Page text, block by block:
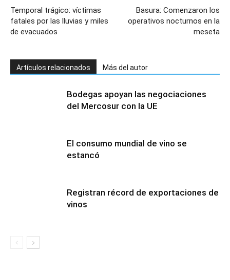
Temporal trágico: víctimas
fatales por las lluvias y miles
de evacuados
Basura: Comenzaron los
operativos nocturnos en la
meseta
Artículos relacionados Más del autor
Bodegas apoyan las negociaciones
del Mercosur con la UE
El consumo mundial de vino se
estancó
Registran récord de exportaciones de
vinos